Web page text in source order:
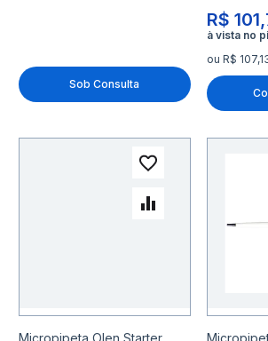
Sob Consulta
R$
ou R$
Adicionar à
Adicionar